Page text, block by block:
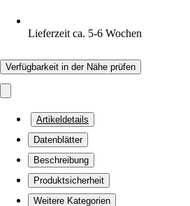
Lieferzeit ca. 5-6 Wochen
Verfügbarkeit in der Nähe prüfen
Artikeldetails
Datenblätter
Beschreibung
Produktsicherheit
Weitere Kategorien